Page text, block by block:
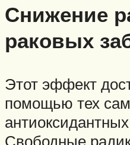
Снижение
раковых
Этот эффект
помощью тех
Свободные